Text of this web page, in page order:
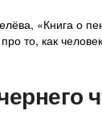
«Книга о
то, как